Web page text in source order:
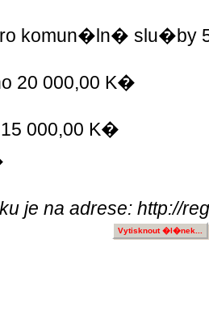
komun�ln� slu�by
20 000,00 K�
000,00 K�
na adrese: http://
Vytisknout �l�nek...